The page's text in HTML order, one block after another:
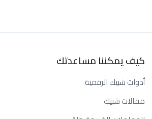
كيف يمكننا مساعدتك
أدوات شبيك الرقمية
مقالات شبيك